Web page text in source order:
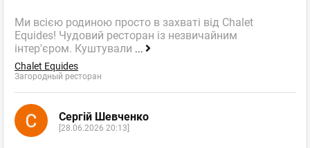
Ми всією родиною просто в захваті від Chalet
Equides! Чудовий ресторан із незвичайним
інтер'єром. Куштували ...
Chalet Equides
Загородный ресторан
Сергій Шевченко
[28.06.2026 20:13]